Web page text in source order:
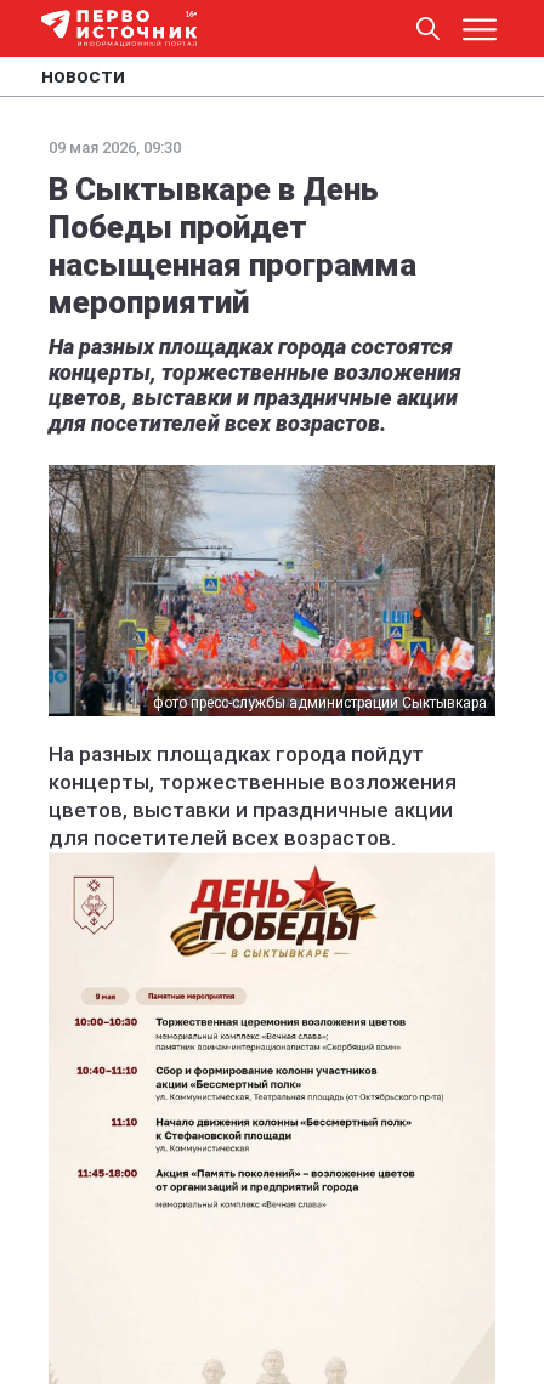
НОВОСТИ
09 мая 2026, 09:30
В Сыктывкаре в День
Победы пройдет
насыщенная программа
мероприятий
На разных площадках города cостоятся
концерты, торжественные возложения
цветов, выставки и праздничные акции
для посетителей всех возрастов.
фото пресс-службы администрации Сыктывкара
На разных площадках города пойдут
концерты, торжественные возложения
цветов, выставки и праздничные акции
для посетителей всех возрастов.